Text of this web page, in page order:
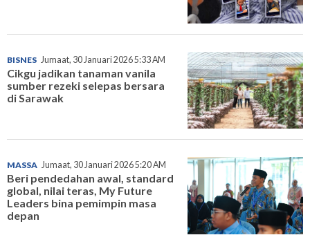
BISNES Jumaat, 30 Januari 2026 5:33 AM
Cikgu jadikan tanaman vanila
sumber rezeki selepas bersara
di Sarawak
MASSA Jumaat, 30 Januari 2026 5:20 AM
Beri pendedahan awal, standard
global, nilai teras, My Future
Leaders bina pemimpin masa
depan